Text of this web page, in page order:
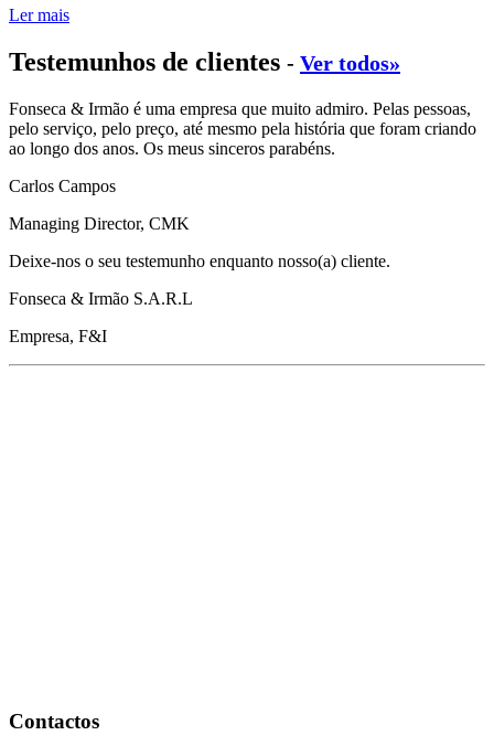
Ler mais
Testemunhos de clientes - Ver todos»
Fonseca & Irmão é uma empresa que muito admiro. Pelas pessoas,
pelo serviço, pelo preço, até mesmo pela história que foram criando
ao longo dos anos. Os meus sinceros parabéns.
Carlos Campos
Managing Director, CMK
Deixe-nos o seu testemunho enquanto nosso(a) cliente.
Fonseca & Irmão S.A.R.L
Empresa, F&I
Contactos